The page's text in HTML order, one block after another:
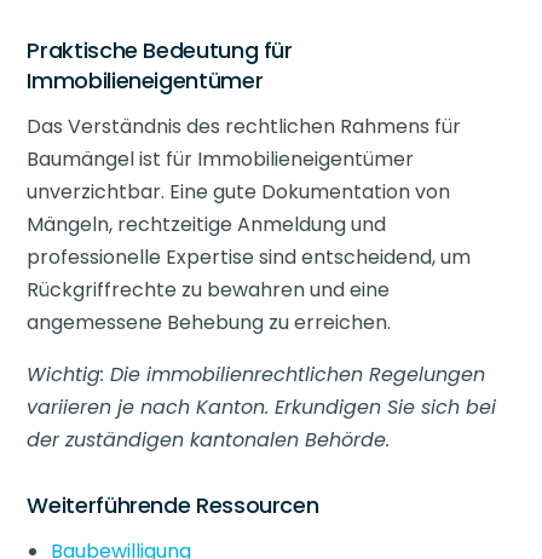
Praktische Bedeutung für
Immobilieneigentümer
Das Verständnis des rechtlichen Rahmens für
Baumängel ist für Immobilieneigentümer
unverzichtbar. Eine gute Dokumentation von
Mängeln, rechtzeitige Anmeldung und
professionelle Expertise sind entscheidend, um
Rückgriffrechte zu bewahren und eine
angemessene Behebung zu erreichen.
Wichtig: Die immobilienrechtlichen Regelungen
variieren je nach Kanton. Erkundigen Sie sich bei
der zuständigen kantonalen Behörde.
Weiterführende Ressourcen
Baubewilligung